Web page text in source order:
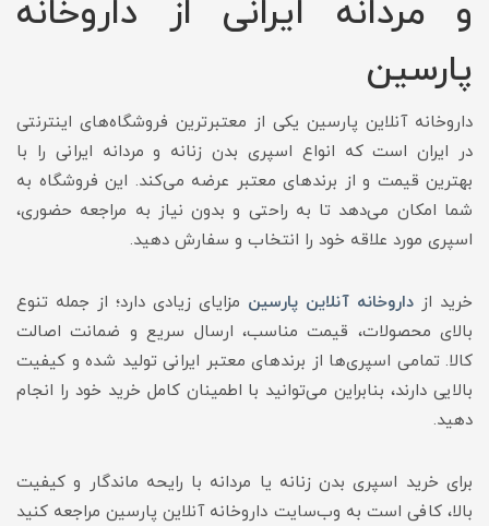
و مردانه ایرانی از داروخانه
پارسین
داروخانه آنلاین پارسین یکی از معتبرترین فروشگاه‌های اینترنتی
در ایران است که انواع اسپری بدن زنانه و مردانه ایرانی را با
بهترین قیمت و از برندهای معتبر عرضه می‌کند. این فروشگاه به
شما امکان می‌دهد تا به راحتی و بدون نیاز به مراجعه حضوری،
اسپری مورد علاقه خود را انتخاب و سفارش دهید.
خرید از داروخانه آنلاین پارسین مزایای زیادی دارد؛ از جمله تنوع
بالای محصولات، قیمت مناسب، ارسال سریع و ضمانت اصالت
کالا. تمامی اسپری‌ها از برندهای معتبر ایرانی تولید شده و کیفیت
بالایی دارند، بنابراین می‌توانید با اطمینان کامل خرید خود را انجام
دهید.
برای خرید اسپری بدن زنانه یا مردانه با رایحه ماندگار و کیفیت
بالا، کافی است به وب‌سایت داروخانه آنلاین پارسین مراجعه کنید